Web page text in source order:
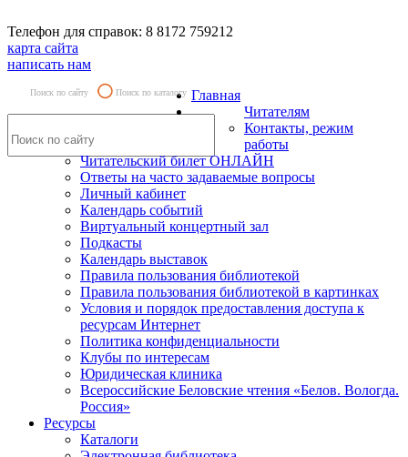
Телефон для справок: 8 8172 759212
карта сайта
написать нам
Поиск по сайту Поиск по каталогу Главная
Читателям
Контакты, режим
работы
Читательский билет ОНЛАЙН
Ответы на часто задаваемые вопросы
Личный кабинет
Календарь событий
Виртуальный концертный зал
Подкасты
Календарь выставок
Правила пользования библиотекой
Правила пользования библиотекой в картинках
Условия и порядок предоставления доступа к
ресурсам Интернет
Политика конфиденциальности
Клубы по интересам
Юридическая клиника
Всероссийские Беловские чтения «Белов. Вологда.
Россия»
Ресурсы
Каталоги